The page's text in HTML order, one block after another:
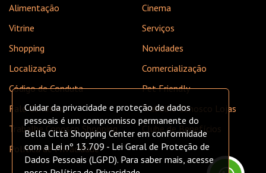
Alimentação
Cinema
Vitrine
Serviços
Shopping
Novidades
Localização
Comercialização
Código de Conduta
Pet Friendly
Fale Conosco
Trabalhe Conosco Lojas
Trabalhe Conosco Shopping
Clube de Benefícios
Política de Privacidade
Cuidar da privacidade e proteção de dados
pessoais é um compromisso permanente do
Bella Città Shopping Center em conformidade
com a Lei nº 13.709 - Lei Geral de Proteção de
Dados Pessoais (LGPD). Para saber mais, acesse